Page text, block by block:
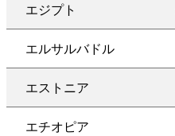
エジプト
エルサルバドル
エストニア
エチオピア